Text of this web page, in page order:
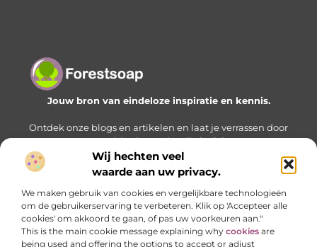
Wij hechten veel
waarde aan uw privacy.
We maken gebruik van cookies en vergelijkbare technologieën
om de gebruikerservaring te verbeteren. Klik op 'Accepteer alle
cookies' om akkoord te gaan, of pas uw voorkeuren aan."
This is the main cookie message explaining why cookies are
being used and offering the options to accept or adjust
Jouw bron van eindeloze inspiratie en kennis.
Ontdek onze blogs en artikelen en laat je verrassen door
een wereld vol waardevolle inzichten.
Bericht categorie
Onze informatie